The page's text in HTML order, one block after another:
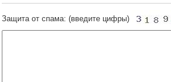
Защита от спама: (введите цифры)